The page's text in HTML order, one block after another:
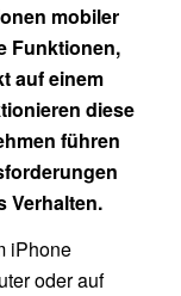
mobiler
Funktionen,
auf einem
diese
führen
Verhalten.
iPhone
oder auf